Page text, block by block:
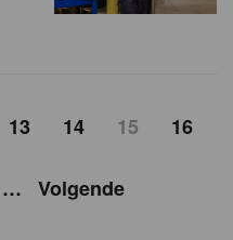
13 14 15 16
… Volgende